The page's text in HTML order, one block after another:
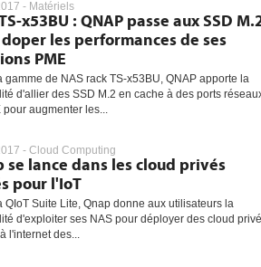
- Matériels
x53BU : QNAP passe aux SSD
les performances de ses
PME
gamme de NAS rack TS-x53BU, QNAP apporte la
d'allier des SSD M.2 en cache à des ports
pour augmenter les...
- Cloud Computing
se lance dans les cloud privés
pour l'IoT
QIoT Suite Lite, Qnap donne aux utilisateurs la
d'exploiter ses NAS pour déployer des cloud
l'internet des...